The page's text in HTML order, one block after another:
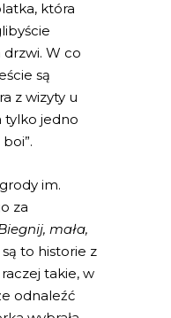
która
W co
są
z wizyty u
tylko jedno
im.
za
mała,
to historie z
takie, w
odnaleźć